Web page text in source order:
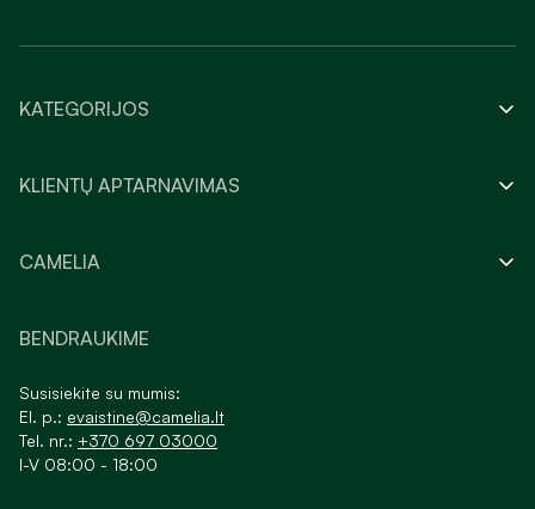
KATEGORIJOS
KLIENTŲ APTARNAVIMAS
CAMELIA
BENDRAUKIME
Susisiekite su mumis:
El. p.: evaistine@camelia.lt
Tel. nr.: +370 697 03000
I-V 08:00 - 18:00